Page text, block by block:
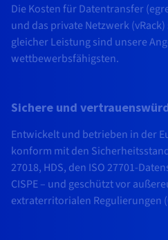
Die Kosten für Datentransfer
und das private Netzwerk
gleicher Leistung sind unsere
wettbewerbsfähigsten.
Sichere und
Entwickelt und betrieben in der
konform mit den
27018, HDS, den ISO 27701-
CISPE – und geschützt vor
extraterritorialen Regulierungen